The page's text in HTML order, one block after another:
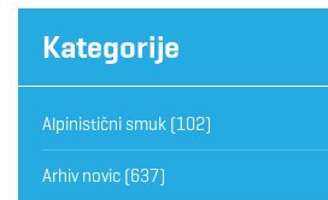
Kategorije
Alpinistični smuk (102)
Arhiv novic (637)